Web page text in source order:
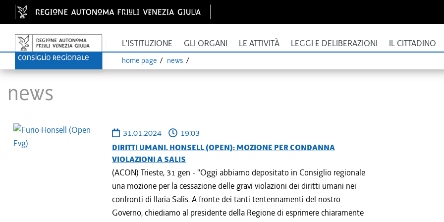
L'ISTITUZIONE GLI ORGANI LE ATTIVITÀ LEGGI E DELIBERAZIONI IL CITTADINO
home page news
News
31.01.2024 19:03
DIRITTI UMANI. HONSELL (OPEN): MOZIONE PER CONDANNA
VIOLAZIONI A SALIS
(ACON) Trieste, 31 gen - "Oggi abbiamo depositato in Consiglio regionale
una mozione per la cessazione delle gravi violazioni dei diritti umani nei
confronti di Ilaria Salis. A fronte dei tanti tentennamenti del nostro
Governo, chiediamo al presidente della Regione di esprimere chiaramente